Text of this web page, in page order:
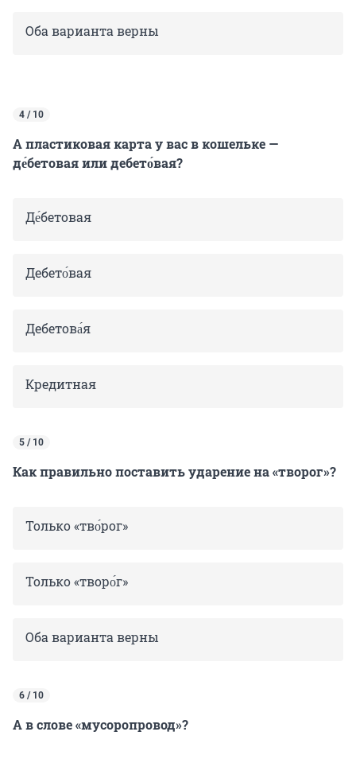
Оба варианта верны
4 / 10
А пластиковая карта у вас в кошельке —
де́бетовая или дебето́вая?
Де́бетовая
Дебето́вая
Дебетова́я
Кредитная
5 / 10
Как правильно поставить ударение на «творог»?
Только «тво́рог»
Только «творо́г»
Оба варианта верны
6 / 10
А в слове «мусоропровод»?